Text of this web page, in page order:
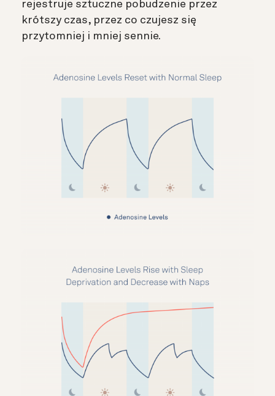
rejestruje sztuczne pobudzenie przez
krótszy czas, przez co czujesz się
przytomniej i mniej sennie.